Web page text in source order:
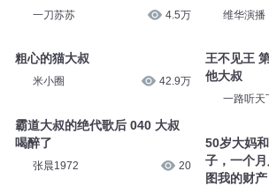
一刀苏苏 4.5万
粗心的猫大叔
米小圈 42.9万
霸道大叔的绝代歌后 040 大叔
喝醉了
张晨1972 20
维华演播
王不见王
他大叔
一路听天
50岁大妈
子，一个
图我的财产